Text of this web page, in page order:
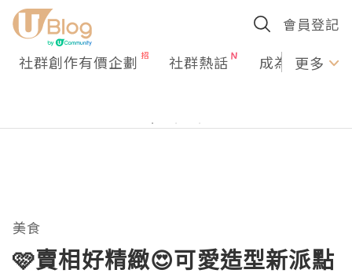
會員登記
社群創作有價企劃 社群熱話 成為U更多
美食
🩷賣相好精緻😍可愛造型新派點